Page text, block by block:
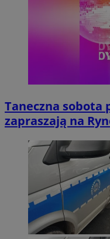
Taneczna sobota
zapraszają na